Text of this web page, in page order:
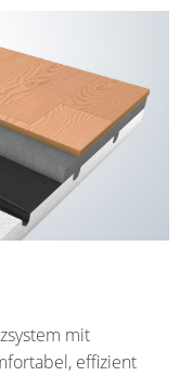
KARLSRUHE
(D)
mit
effizient